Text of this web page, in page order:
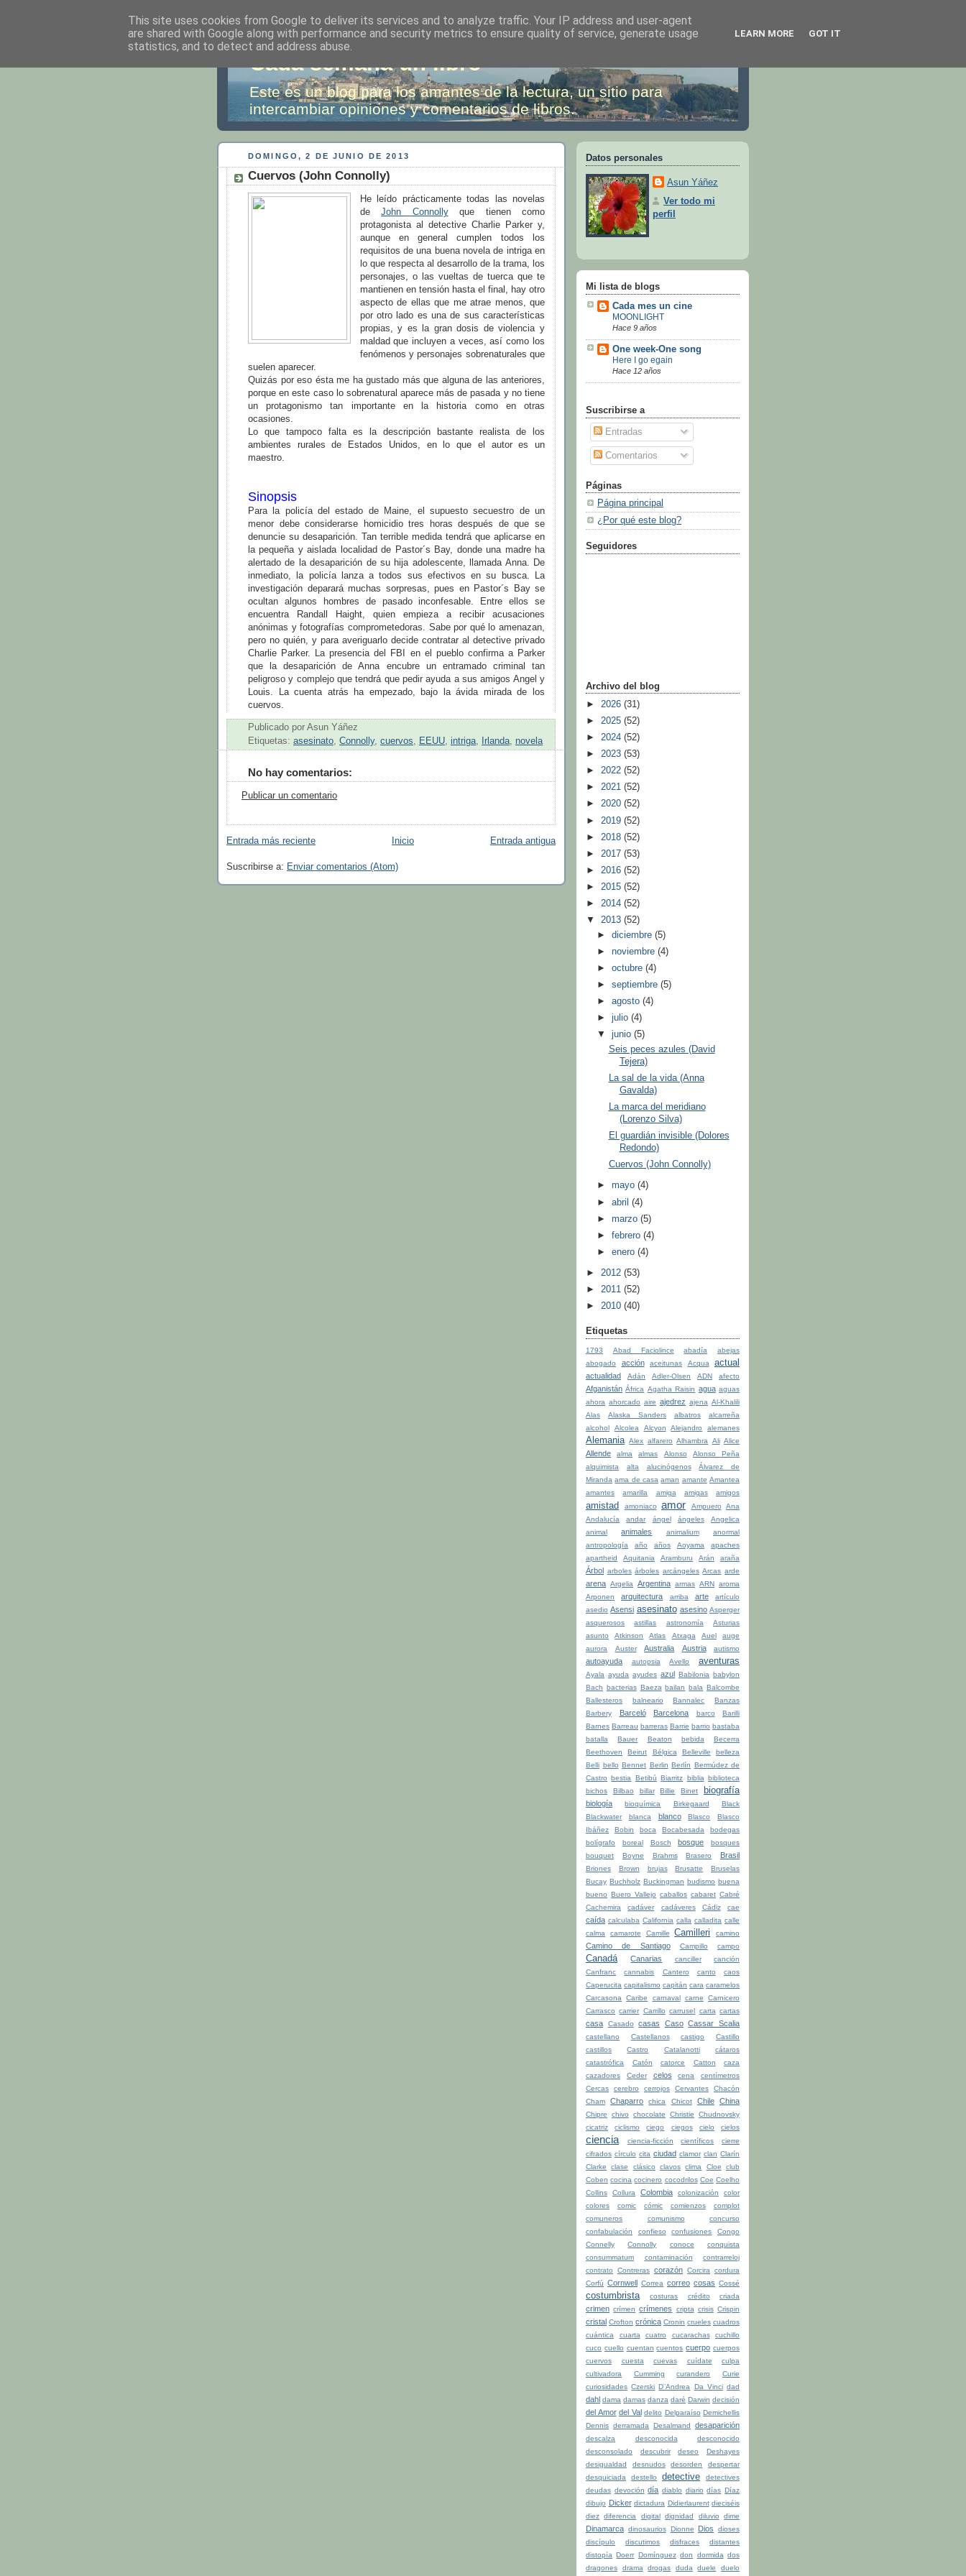
Cada semana un libro
Este es un blog para los amantes de la lectura, un sitio para
intercambiar opiniones y comentarios de libros.
DOMINGO, 2 DE JUNIO DE 2013
Cuervos (John Connolly)
He leído prácticamente todas las novelas
deJohn Connollyque tienen como
protagonista al detective Charlie Parker y,
aunque en general cumplen todos los
requisitos de una buena novela de intriga en
lo que respecta al desarrollo de la trama, los
personajes, o las vueltas de tuerca que te
mantienen en tensión hasta el final, hay otro
aspecto de ellas que me atrae menos, que
por otro lado es una de sus características
propias, y es la gran dosis de violencia y
maldad que incluyen a veces, así como los
fenómenos y personajes sobrenaturales que
suelen aparecer.
Quizás por eso ésta me ha gustado más que alguna de las anteriores,
porque en este caso lo sobrenatural aparece más de pasada y no tiene
un protagonismo tan importante en la historia como en otras
ocasiones.
Lo que tampoco falta es la descripción bastante realista de los
ambientes rurales de Estados Unidos, en lo que el autor es un
maestro.
Sinopsis
Para la policía del estado de Maine, el supuesto secuestro de un
menor debe considerarse homicidio tres horas después de que se
denuncie su desaparición. Tan terrible medida tendrá que aplicarse en
la pequeña y aislada localidad de Pastor´s Bay, donde una madre ha
alertado de la desaparición de su hija adolescente, llamada Anna. De
inmediato, la policía lanza a todos sus efectivos en su busca. La
investigación deparará muchas sorpresas, pues en Pastor´s Bay se
ocultan algunos hombres de pasado inconfesable. Entre ellos se
encuentra Randall Haight, quien empieza a recibir acusaciones
anónimas y fotografías comprometedoras. Sabe por qué lo amenazan,
pero no quién, y para averiguarlo decide contratar al detective privado
Charlie Parker. La presencia del FBI en el pueblo confirma a Parker
que la desaparición de Anna encubre un entramado criminal tan
peligroso y complejo que tendrá que pedir ayuda a sus amigos Angel y
Louis. La cuenta atrás ha empezado, bajo la ávida mirada de los
cuervos.
Publicado por Asun Yáñez
Etiquetas: asesinato, Connolly, cuervos, EEUU, intriga, Irlanda, novela
No hay comentarios:
Publicar un comentario
Entrada más reciente Entrada antigua
Inicio
Suscribirse a: Enviar comentarios (Atom)
Datos personales
Asun Yáñez
Ver todo mi
perfil
Mi lista de blogs
Cada mes un cine
MOONLIGHT
Hace 9 años
One week-One song
Here I go egain
Hace 12 años
Suscribirse a
Entradas
Comentarios
Páginas
Página principal
¿Por qué este blog?
Seguidores
Archivo del blog
► 2026 (31)
► 2025 (52)
► 2024 (52)
► 2023 (53)
► 2022 (52)
► 2021 (52)
► 2020 (52)
► 2019 (52)
► 2018 (52)
► 2017 (53)
► 2016 (52)
► 2015 (52)
► 2014 (52)
▼ 2013 (52)
►diciembre(5)
►noviembre(4)
►octubre(4)
►septiembre(5)
►agosto(4)
►julio(4)
▼junio(5)
Seis peces azules (David
Tejera)
La sal de la vida (Anna
Gavalda)
La marca del meridiano
(Lorenzo Silva)
El guardián invisible (Dolores
Redondo)
Cuervos (John Connolly)
►mayo(4)
►abril(4)
►marzo(5)
►febrero(4)
►enero(4)
► 2012 (53)
► 2011 (52)
► 2010 (40)
Etiquetas
1793 Abad Faciolince abadía
abejas
abogado
acción aceitunas Acqua actual
actualidad Adán Adler-Olsen ADN afecto
Afganistán África Agatha Raisin agua aguas
ahora ahorcado aire ajedrez ajena Al-Khalili
Alas
Alaska Sanders albatros
alcarreña
alcohol
Alcolea Alcyon Alejandro alemanes
Alemania Alex alfarero Alhambra Ali Alice
Allende alma almas Alonso
Alonso Peña
alquimista
alta alucinógenos
Álvarez de
Miranda ama de casa aman amante Amantea
amantes
amarilla amiga amigas amigos
amistad amoniaco amor Ampuero
Ana
Andalucía
andar ángel ángeles
Angelica
animal
animales animalium
anormal
antropología
año años Aoyama
apaches
apartheid
Aquitania Aramburu Arán araña
Árbol arboles árboles arcángeles Arcas arde
arena Argelia Argentina armas ARN aroma
Arponen
arquitectura arriba arte
artículo
asedio Asensi asesinato asesino Asperger
asquerosos
astillas astronomía
Asturias
asunto
Atkinson Atlas Atxaga Auel
auge
aurora
Auster Australia Austria autismo
autoayuda autopsia Avello aventuras
Ayala ayuda ayudes azul Babilonia babylon
Bach bacterias Baeza bailan bala Balcombe
Ballesteros
balneario Bannalec
Banzas
Barbery
Barceló Barcelona barco
Barilli
Barnes Barreau barreras Barrie barrio bastaba
batalla
Bauer Beaton bebida
Becerra
Beethoven
Beirut Bélgica Belleville
belleza
Belli bello Bennet Berlin Berlín Bermúdez de
Castro bestia Betibú Biarritz biblia biblioteca
bichos
Bilbao billar Billie Binet biografía
biología bioquímica Birkegaard
Black
Blackwater
blanca blanco Blasco
Blasco
Ibáñez
Bobin boca Bocabesada
bodegas
bolígrafo
boreal Bosch bosque
bosques
bouquet
Boyne Brahms Brasero Brasil
Briones Brown brujas Brusatte
Bruselas
Bucay Buchholz Buckingman budismo buena
bueno Buero Vallejo caballos cabaret Cabré
Cachemira
cadáver cadáveres Cádiz cae
caída calculaba California calla calladita calle
calma
camarote Camille Camilleri camino
Camino de Santiago Campillo campo
Canadá Canarias canciller
canción
Canfranc
cannabis Cantero canto
caos
Caperucita capitalismo capitán cara caramelos
Carcasona
Caribe carnaval carne
Carnicero
Carrasco carrier Carrillo carrusel carta cartas
casa Casado casas Caso Cassar Scalia
castellano Castellanos castigo
Castillo
castillos
Castro Catalanotti
cátaros
catastrófica
Catón catorce Catton
caza
cazadores
Ceder celos cena
centímetros
Cercas
cerebro cerrojos Cervantes
Chacón
Cham
Chaparro chica Chicot Chile China
Chipre chivo chocolate Christie
Chudnovsky
cicatriz
ciclismo ciego ciegos cielo cielos
ciencia ciencia-ficción científicos
cierre
cifrados círculo cita ciudad clamor clan Clarín
Clarke
clase clásico clavos clima Cloe
club
Coben cocina cocinero cocodrilos Coe Coelho
Collins
Collura Colombia colonización
color
colores
comic cómic comienzos
complot
comuneros
comunismo
concurso
confabulación
confieso confusiones
Congo
Connelly
Connolly conoce
conquista
consummatum
contaminación
contrarreloj
contrato
Contreras corazón Corcira
cordura
Corfú Cornwell Correa correo cosas Cossé
costumbrista costuras crédito criada
crimen crímen crímenes cripta crisis Crispin
cristal Crofton crónica Cronin crueles cuadros
cuántica
cuarta cuatro cucarachas
cuchillo
cuco cuello cuentan cuentos cuerpo cuerpos
cuervos
cuesta cuevas cuídate
culpa
cultivadora
Cumming curandero
Curie
curiosidades Czerski D¨Andrea Da Vinci dad
dahl dama damas danza daré Darwin decisión
del Amor del Val delito Delparaíso Demichellis
Dennis derramada Desalmand desaparición
descalza desconocida
desconocido
desconsolado
descubrir deseo
Deshayes
desigualdad
desnudos desorden
despertar
desquiciada
destello detective
detectives
deudas devoción día diablo diario días Díaz
dibujo Dicker dictadura Didierlaurent dieciséis
diez diferencia digital dignidad diluvio dime
Dinamarca dinosaurios Dionne Dios
dioses
discípulo
discutimos disfraces
distantes
distopía Doerr Domínguez don dormida dos
dragones
drama drogas duda duele duelo
This site uses cookies from Google to deliver its services and to analyze traffic. Your IP address and user-agent
are shared with Google along with performance and security metrics to ensure quality of service, generate usage
statistics, and to detect and address abuse.
LEARN MORE GOT IT